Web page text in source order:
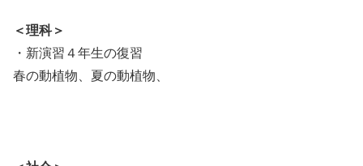
＜理科＞
・新演習４年生の復習
春の動植物、夏の動植物、